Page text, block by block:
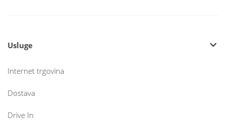
Usluge
Internet trgovina
Dostava
Drive In